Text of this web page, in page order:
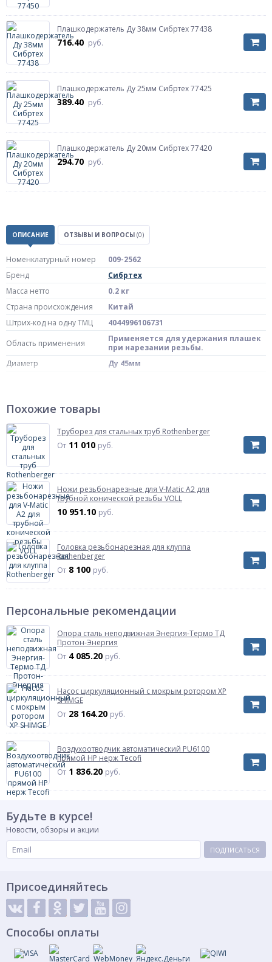
Плашкодержатель Ду 38мм Сибртех 77438
716.40 руб.
Плашкодержатель Ду 25мм Сибртех 77425
389.40 руб.
Плашкодержатель Ду 20мм Сибртех 77420
294.70 руб.
ОПИСАНИЕ ОТЗЫВЫ И ВОПРОСЫ (0)
Номенклатурный номер
009-2562
Бренд
Сибртех
Масса нетто
0.2 кг
Страна происхождения
Китай
Штрих-код на одну ТМЦ
4044996106731
Область применения
Применяется для удержания плашек
при нарезании резьбы.
Диаметр
Ду 45мм
Похожие товары
Труборез для стальных труб Rothenberger
От 11 010 руб.
Ножи резьбонарезные для V-Matic A2 для
трубной конической резьбы VOLL
10 951.10 руб.
Головка резьбонарезная для клуппа
Rothenberger
От 8 100 руб.
Персональные рекомендации
Опора сталь неподвижная Энергия-Термо ТД
Протон-Энергия
От 4 085.20 руб.
Насос циркуляционный с мокрым ротором XP
SHIMGE
От 28 164.20 руб.
Воздухоотводчик автоматический PU6100
прямой НР нерж Tecofi
От 1 836.20 руб.
Будьте в курсе!
Новости, обзоры и акции
ПОДПИСАТЬСЯ
Присоединяйтесь
Способы оплаты